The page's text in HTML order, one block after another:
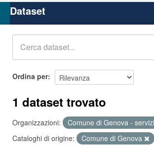
Organizzazioni
Gruppi
Dataset
Ordina per
1 dataset trovato
Organizzazioni:
Comune di Genova -
Cataloghi di origine:
Comune di Genova